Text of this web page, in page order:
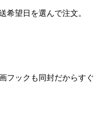
希望日を選んで注文。
フックも同封だからすぐ